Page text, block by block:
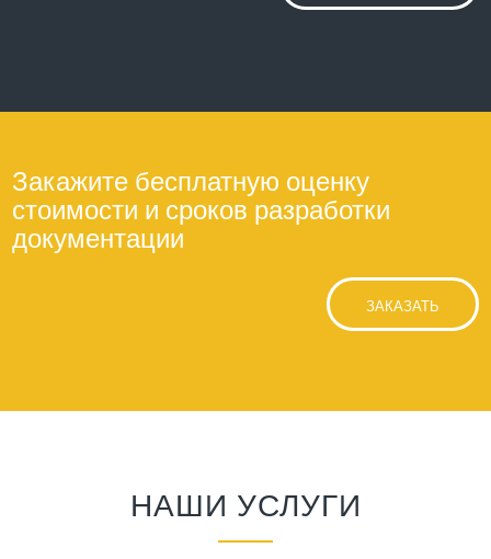
Закажите бесплатную оценку
стоимости и сроков разработки
документации
ЗАКАЗАТЬ
НАШИ УСЛУГИ